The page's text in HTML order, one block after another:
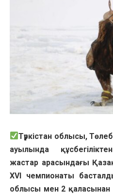
Түркістан облысы,
ауылында
жастар арасындағы
XVI чемпионаты
облысы мен 2